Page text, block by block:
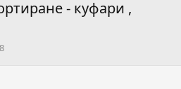
- куфари ,